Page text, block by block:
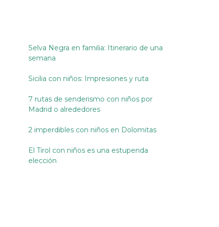
Selva Negra en familia: Itinerario de una
semana
Sicilia con niños: Impresiones y ruta
7 rutas de senderismo con niños por
Madrid o alrededores
2 imperdibles con niños en Dolomitas
El Tirol con niños es una estupenda
elección